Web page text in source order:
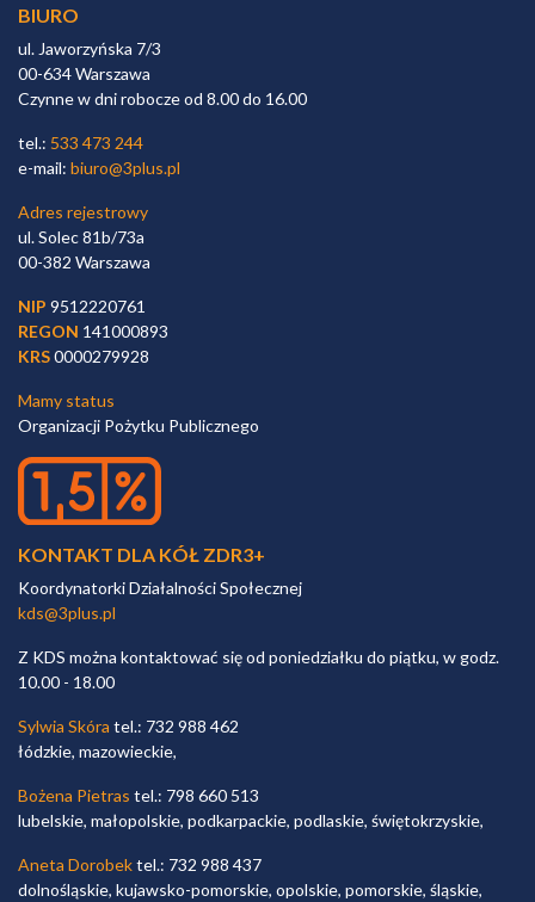
BIURO
ul. Jaworzyńska 7/3
00-634 Warszawa
Czynne w dni robocze od 8.00 do 16.00
tel.: 533 473 244
e-mail: biuro@3plus.pl
Adres rejestrowy
ul. Solec 81b/73a
00-382 Warszawa
NIP 9512220761
REGON 141000893
KRS0000279928
Mamy status
Organizacji Pożytku Publicznego
KONTAKT DLA KÓŁ ZDR3+
Koordynatorki Działalności Społecznej
kds@3plus.pl
Z KDS można kontaktować się od poniedziałku do piątku, w godz.
10.00 - 18.00
Sylwia Skóra tel.: 732 988 462
łódzkie, mazowieckie,
Bożena Pietras tel.: 798 660 513
lubelskie, małopolskie, podkarpackie, podlaskie, świętokrzyskie,
Aneta Dorobektel.: 732 988 437
dolnośląskie, kujawsko-pomorskie, opolskie, pomorskie, śląskie,